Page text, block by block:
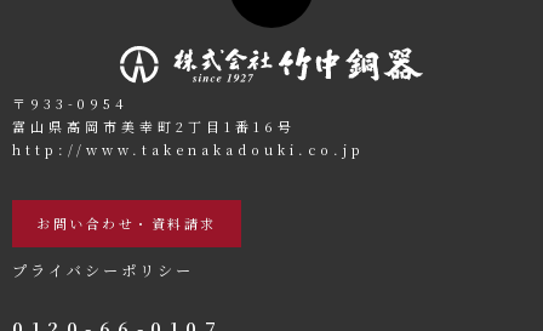
お問い合わせ・資料請求
プライバシーポリシー
〒933-0954
富山県高岡市美幸町2丁目1番16号
http://www.takenakadouki.co.jp